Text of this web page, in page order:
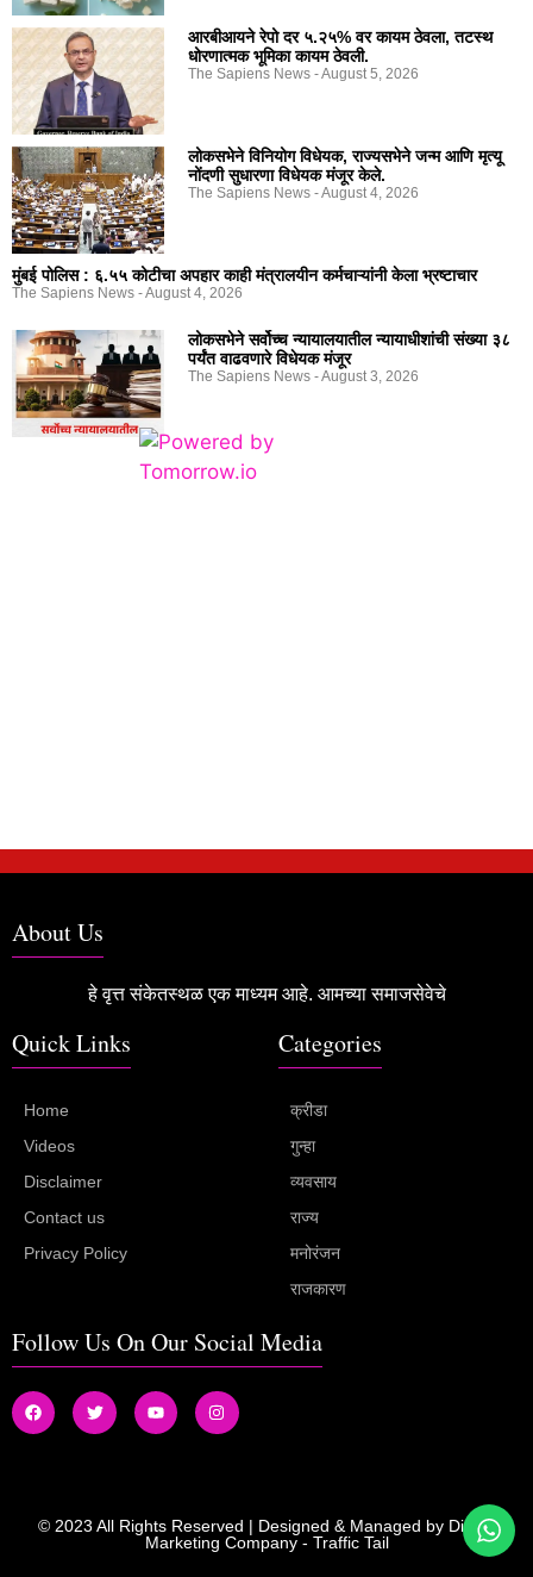
आरबीआयने रेपो दर ५.२५% वर कायम ठेवला, तटस्थ
धोरणात्मक भूमिका कायम ठेवली.
The Sapiens News August 5, 2026
लोकसभेने विनियोग विधेयक, राज्यसभेने जन्म आणि मृत्यू
नोंदणी सुधारणा विधेयक मंजूर केले.
The Sapiens News August 4, 2026
मुंबई पोलिस : ६.५५ कोटीचा अपहार काही मंत्रालयीन कर्मचाऱ्यांनी केला भ्रष्टाचार
The Sapiens News August 4, 2026
लोकसभेने सर्वोच्च न्यायालयातील न्यायाधीशांची संख्या ३८
पर्यंत वाढवणारे विधेयक मंजूर
The Sapiens News August 3, 2026
About Us
हे वृत्त संकेतस्थळ एक माध्यम आहे. आमच्या समाजसेवेचे
Quick Links
Home
Videos
Disclaimer
Contact us
Privacy Policy
Categories
क्रीडा
गुन्हा
व्यवसाय
राज्य
मनोरंजन
राजकारण
Follow Us On Our Social Media
© 2023 All Rights Reserved | Designed & Managed by Digital
Marketing Company - Traffic Tail